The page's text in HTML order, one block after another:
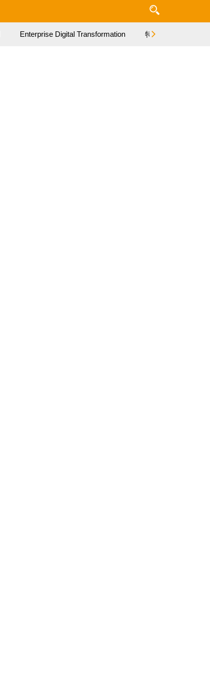
Enterprise Digital Transformation 特集